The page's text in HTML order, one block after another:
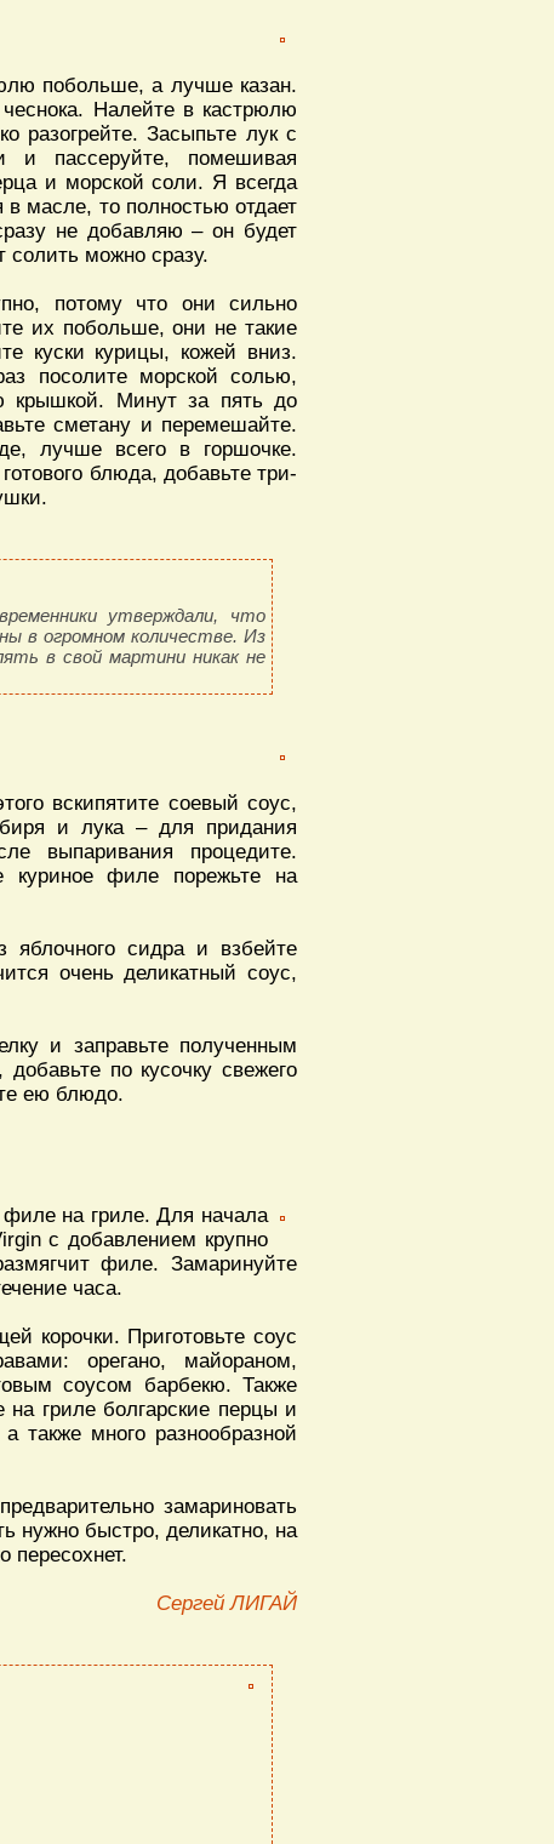
побольше, а лучше казан.
Налейте в кастрюлю
разогрейте. Засыпьте лук с
и пассеруйте, помешивая
и морской соли. Я всегда
в масле, то полностью отдает
не добавляю – он будет
солить можно сразу.
потому что они сильно
их побольше, они не такие
куски курицы, кожей вниз.
посолите морской солью,
крышкой. Минут за пять до
сметану и перемешайте.
лучше всего в горшочке.
блюда, добавьте три-
утверждали, что
в огромном количестве. Из
в свой мартини никак не
вскипятите соевый соус,
и лука – для придания
выпаривания процедите.
куриное филе порежьте на
яблочного сидра и взбейте
очень деликатный соус,
и заправьте полученным
по кусочку свежего
ею блюдо.
на гриле. Для начала
с добавлением крупно
филе. Замаринуйте
часа.
корочки. Приготовьте соус
орегано, майораном,
соусом барбекю. Также
гриле болгарские перцы и
также много разнообразной
замариновать
нужно быстро, деликатно, на
пересохнет.
Сергей ЛИГАЙ